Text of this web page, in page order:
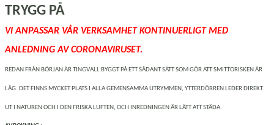
TRYGG PÅ
VI ANPASSAR VÅR VERKSAMHET KONTINUERLIGT MED
ANLEDNING AV CORONAVIRUSET.
REDAN FRÅN BÖRJAN ÄR TINGVALL BYGGT PÅ ETT SÅDANT SÄTT SOM GÖR ATT SMITTORISKEN ÄR
LÅG. DET FINNS MYCKET PLATS I ALLA GEMENSAMMA UTRYMMEN, YTTERDÖRREN LEDER DIREKT
UT I NATUREN OCH I DEN FRISKA LUFTEN, OCH INREDNINGEN ÄR LÄTT ATT STÄDA.